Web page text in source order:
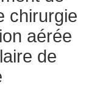
chirurgie
aérée
de